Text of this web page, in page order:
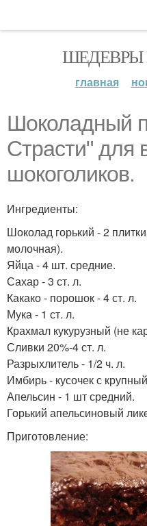
ШЕДЕВРЫ
главная
Шоколадный
Страсти" для
шокоголиков.
Ингредиенты:
Шоколад горький - 2
молочная).
Яйца - 4 шт. средние.
Сахар - 3 ст. л.
Какако - порошок - 4 ст. л.
Мука - 1 ст. л.
Крахмал кукурузный (не
Сливки 20%-4 ст. л.
Разрыхлитель - 1/2 ч. л.
Имбирь - кусочек с
Апельсин - 1 шт средний.
Горький апельсиновый
Приготовление: